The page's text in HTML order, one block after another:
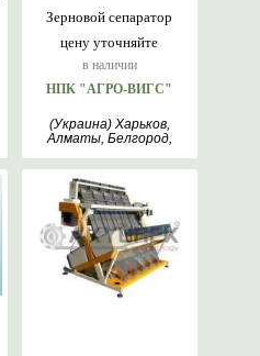
цену уточняйте
в наличии
Зерновой сепаратор
НПК "АГРО-ВИГС"
(Украина) Харьков,
Алматы, Белгород,